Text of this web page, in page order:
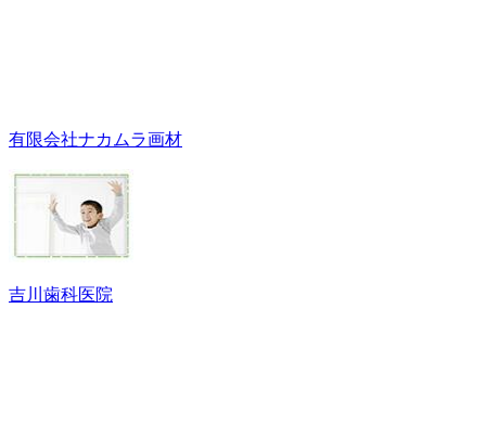
有限会社ナカムラ画材
吉川歯科医院